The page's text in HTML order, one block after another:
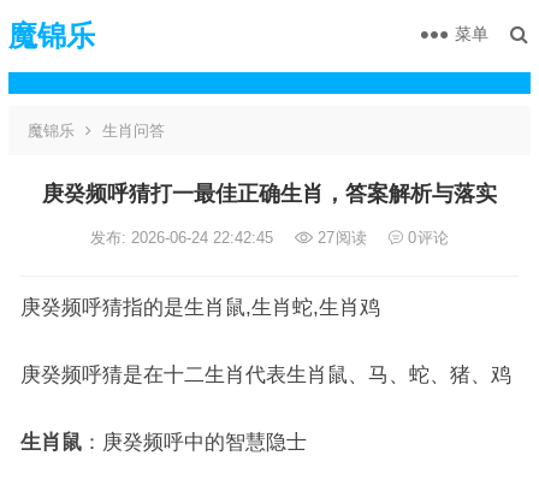
魔锦乐 菜单
魔锦乐 生肖问答
庚癸频呼猜打一最佳正确生肖，答案解析与落实
发布: 2026-06-24 22:42:45 27阅读 0评论
庚癸频呼猜指的是生肖鼠,生肖蛇,生肖鸡
庚癸频呼猜是在十二生肖代表生肖鼠、马、蛇、猪、鸡
生肖鼠：庚癸频呼中的智慧隐士